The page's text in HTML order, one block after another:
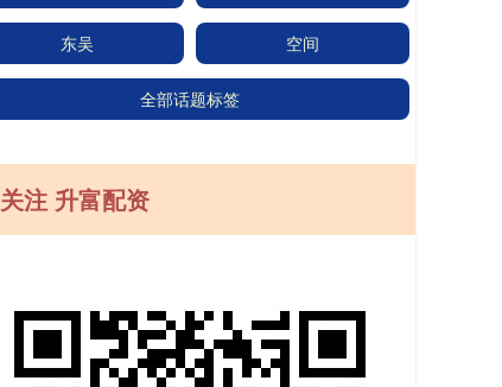
东吴 空间
全部话题标签
关注 升富配资